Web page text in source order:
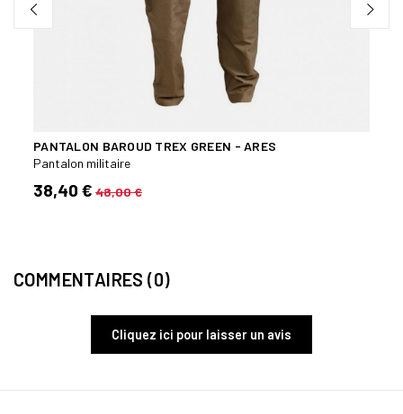
PANTALON BAROUD TREX GREEN - ARES
Pantalon militaire
38,40 € 48,00 €
COMMENTAIRES (0)
Cliquez ici pour laisser un avis